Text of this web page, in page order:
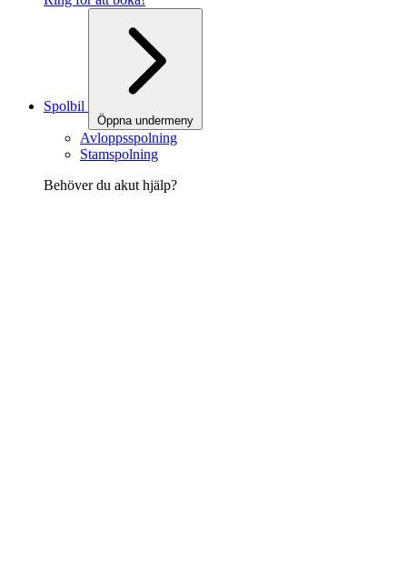
Spolbil
Öppna undermeny
Avloppsspolning
Stamspolning
Behöver du akut hjälp?